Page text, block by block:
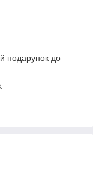
подарунок до